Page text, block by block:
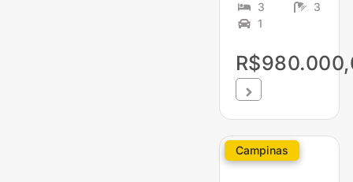
3
3
1
Campinas